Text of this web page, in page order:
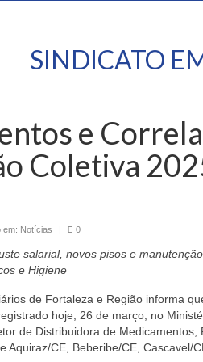
SINDICATO
e
Coletiva
em: Notícias | 0
salarial, novos pisos e
e Higiene
de Fortaleza e Região informa
hoje, 26 de março, no
de Distribuidora de
Aquiraz/CE, Beberibe/CE, Cascavel/